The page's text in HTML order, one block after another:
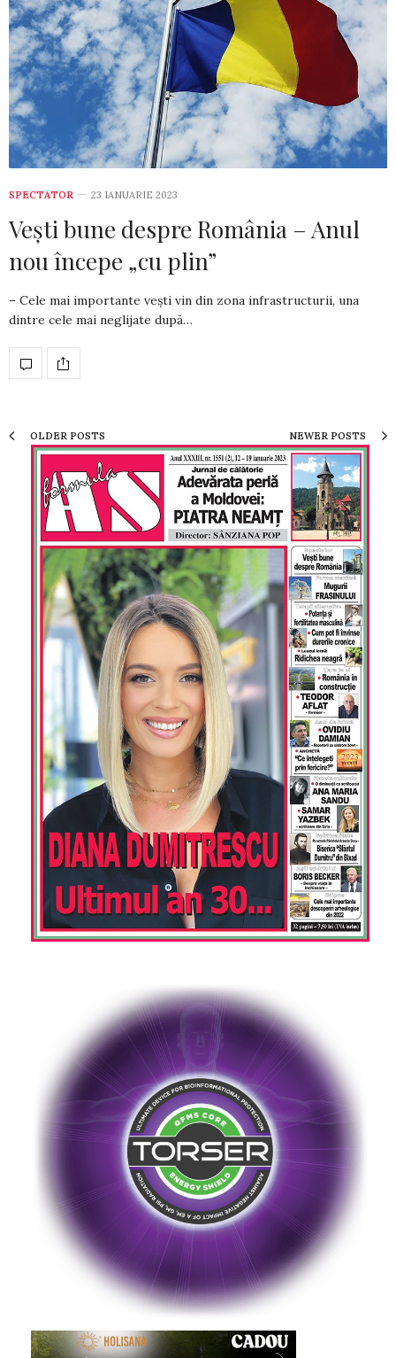
SPECTATOR 23 IANUARIE 2023
Vești bune despre România – Anul
nou începe „cu plin”
– Cele mai importante vești vin din zona infrastructurii, una
dintre cele mai neglijate după…
OLDER POSTS NEWER POSTS